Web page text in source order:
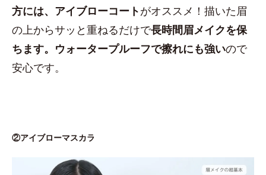
方には、アイブローコートがオススメ！描いた眉
の上からサッと重ねるだけで長時間眉メイクを保
ちます。ウォータープルーフで擦れにも強いので
安心です。
②アイブローマスカラ